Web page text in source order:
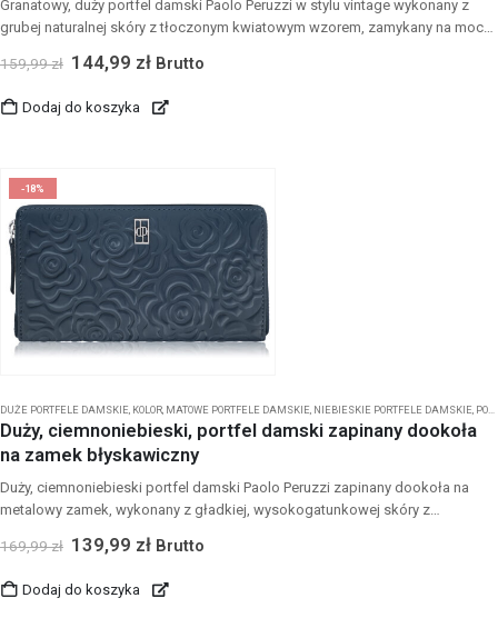
Granatowy, duży portfel damski Paolo Peruzzi w stylu vintage wykonany z
grubej naturalnej skóry z tłoczonym kwiatowym wzorem, zamykany na mocny
przezroczystymi okienkami, dwiema przegrodami na banknoty i zapinaną,
sprzedawany w firmowym pudełku.
159,99zł 144,99 zł Brutto
Dodaj do koszyka
-18%
DUŻE PORTFELE DAMSKIE KOLOR MATOWE PORTFELE DAMSKIE NIEBIESKIE PORTFELE DAMSKIE PORTFELE DAMSKIE
Duży, ciemnoniebieski, portfel damski zapinany dookoła
na zamek błyskawiczny
Duży, ciemnoniebieski portfel damski Paolo Peruzzi zapinany dookoła na
metalowy zamek, wykonany z gładkiej, wysokogatunkowej skóry z
schowkami, 2 przegrodami na banknoty oraz zamykaną kieszonką na
169,99zł 139,99 zł Brutto
Dodaj do koszyka